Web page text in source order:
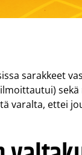
sarakkeet
varalta, ettei